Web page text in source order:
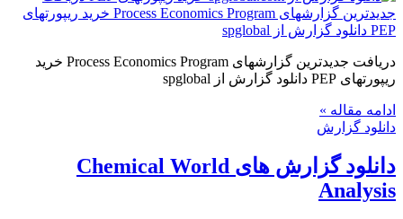
دریافت جدیدترین گزارشهای Process Economics Program خرید
ریپورتهای PEP دانلود گزارش از spglobal
ادامه مقاله »
دانلود گزارش
دانلود گزارش های Chemical World
Analysis